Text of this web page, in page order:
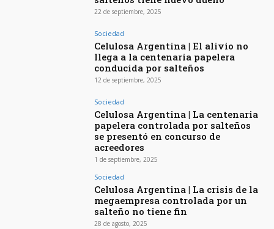
22 de septiembre, 2025
Sociedad
Celulosa Argentina | El alivio no
llega a la centenaria papelera
conducida por salteños
12 de septiembre, 2025
Sociedad
Celulosa Argentina | La centenaria
papelera controlada por salteños
se presentó en concurso de
acreedores
1 de septiembre, 2025
Sociedad
Celulosa Argentina | La crisis de la
megaempresa controlada por un
salteño no tiene fin
28 de agosto, 2025